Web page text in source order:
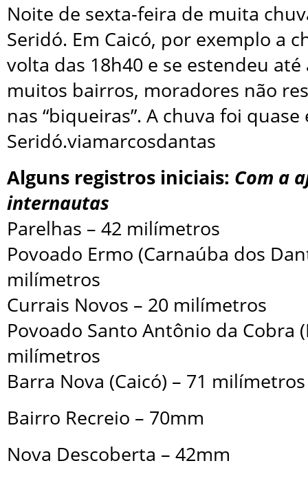
Noite de sexta-feira de muita
Seridó. Em Caicó, por exemplo a
volta das 18h40 e se estendeu até
muitos bairros, moradores não
nas “biqueiras”. A chuva foi
Seridó.viamarcosdantas
Alguns registros iniciais: Com a
internautas
Parelhas – 42 milímetros
Povoado Ermo (Carnaúba dos
milímetros
Currais Novos – 20 milímetros
Povoado Santo Antônio da Cobra
milímetros
Barra Nova (Caicó) – 71 milímetros
Bairro Recreio – 70mm
Nova Descoberta – 42mm